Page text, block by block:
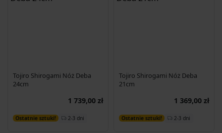
Tojiro Shirogami Nóż Deba
24cm
1 739,00 zł
Ostatnie sztuki! 2-3 dni
Dodaj do koszyka
Tojiro Shirogami Nóż Deba
21cm
1 369,00 zł
Ostatnie sztuki! 2-3 dni
Dodaj do koszyka